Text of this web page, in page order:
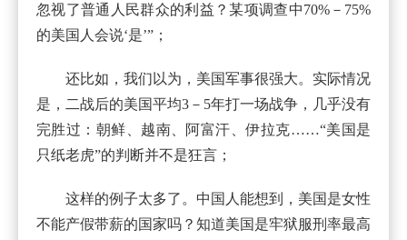
忽视了普通人民群众的利益？某项调查中70%－75%
的美国人会说‘是’”；
还比如，我们以为，美国军事很强大。实际情况
是，二战后的美国平均3－5年打一场战争，几乎没有
完胜过：朝鲜、越南、阿富汗、伊拉克……“美国是
只纸老虎”的判断并不是狂言；
这样的例子太多了。中国人能想到，美国是女性
不能产假带薪的国家吗？知道美国是牢狱服刑率最高